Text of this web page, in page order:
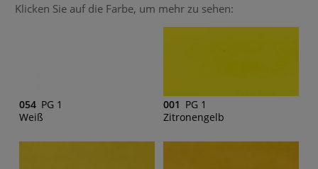
Klicken Sie auf die Farbe, um mehr zu sehen:
054 PG 1
Weiß
001 PG 1
Zitronengelb